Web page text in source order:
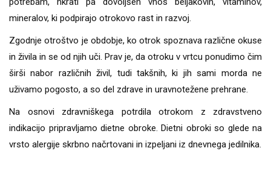
mineralov, ki podpirajo otrokovo rast in razvoj.
Zgodnje otroštvo je obdobje, ko otrok spoznava različne okuse
in živila in se od njih uči. Prav je, da otroku v vrtcu ponudimo čim
širši nabor različnih živil, tudi takšnih, ki jih sami morda ne
uživamo pogosto, a so del zdrave in uravnotežene prehrane.
Na osnovi zdravniškega potrdila otrokom z zdravstveno
indikacijo pripravljamo dietne obroke. Dietni obroki so glede na
vrsto alergije skrbno načrtovani in izpeljani iz dnevnega jedilnika.